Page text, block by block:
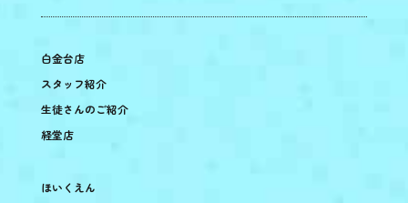
白金台店
スタッフ紹介
生徒さんのご紹介
経堂店
ほいくえん